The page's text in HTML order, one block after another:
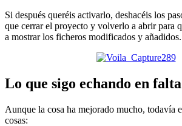
Si después queréis activarlo, deshacéis los
que cerrar el proyecto y volverlo a abrir para
a mostrar los ficheros modificados y añadidos.
Lo que sigo echando en falta
Aunque la cosa ha mejorado mucho, todavía
cosas: